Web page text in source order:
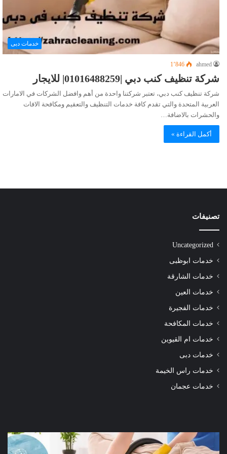
خدمات دبى
ahmed 1٬846
شركة تنظيف كنب دبي |01016488259| للايجار
شركة تنظيف كنب دبي، تعتبر شركتنا واحدة من أهم وافضل الشركات في الامارات
العربية المتحدة والتي تقدم كافة خدمات التنظيف والتعقيم ومكافحة الافات
والحشرات بالاضافة…
أكمل القراءة »
تصنيفات
Uncategorized
خدمات ابوظبى
خدمات الشارقة
خدمات العين
خدمات الفجيرة
خدمات المكافحة
خدمات ام القيوين
خدمات دبى
خدمات راس الخيمة
خدمات عجمان
شركة
تنظيف